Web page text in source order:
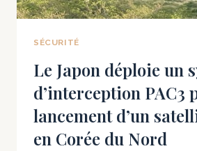
APRÈS
D’ÉTAT
SÉCURITÉ
Le Japon déploie un
d’interception PAC3
lancement d’un
en Corée du Nord